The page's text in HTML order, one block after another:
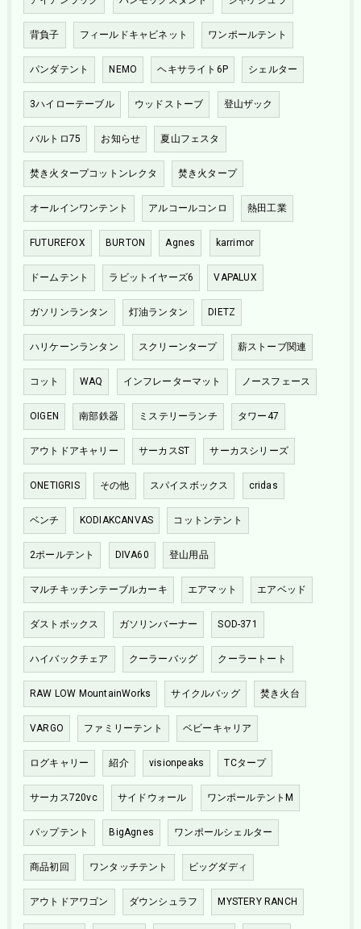
背負子 フィールドキャビネット ワンポールテント
パンダテント NEMO ヘキサライト6P シェルター
3ハイローテーブル ウッドストーブ 登山ザック
バルトロ75 お知らせ 夏山フェスタ
焚き火タープコットンレクタ 焚き火タープ
オールインワンテント アルコールコンロ 熱田工業
FUTUREFOX BURTON Agnes karrimor
ドームテント ラビットイヤーズ6 VAPALUX
ガソリンランタン 灯油ランタン DIETZ
ハリケーンランタン スクリーンタープ 薪ストーブ関連
コット WAQ インフレーターマット ノースフェース
OIGEN 南部鉄器 ミステリーランチ タワー47
アウトドアキャリー サーカスST サーカスシリーズ
ONETIGRIS その他 スパイスボックス cridas
ベンチ KODIAKCANVAS コットンテント
2ポールテント DIVA60 登山用品
マルチキッチンテーブルカーキ エアマット エアベッド
ダストボックス ガソリンバーナー SOD-371
ハイバックチェア クーラーバッグ クーラートート
RAW LOW MountainWorks サイクルバッグ 焚き火台
VARGO ファミリーテント ベビーキャリア
ログキャリー 紹介 visionpeaks TCタープ
サーカス720vc サイドウォール ワンポールテントM
パップテント BigAgnes ワンポールシェルター
商品初回 ワンタッチテント ビッグダディ
アウトドアワゴン ダウンシュラフ MYSTERY RANCH